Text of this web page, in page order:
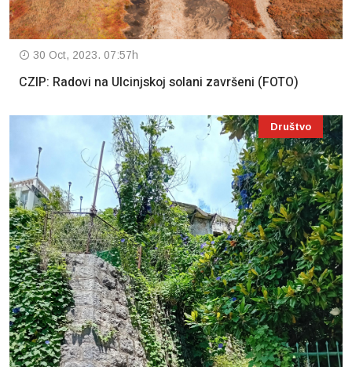
30 Oct, 2023. 07:57h
CZIP: Radovi na Ulcinjskoj solani završeni (FOTO)
Društvo